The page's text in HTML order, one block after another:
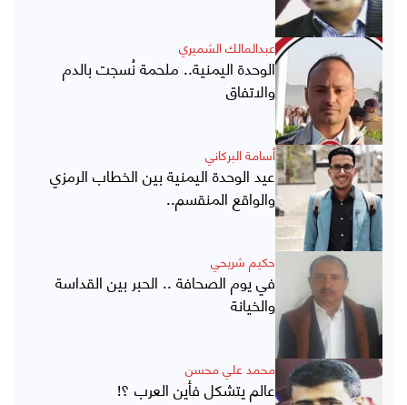
عبدالمالك الشميري
الوحدة اليمنية.. ملحمة نُسجت بالدم
والاتفاق
أسامة البركاني
عيد الوحدة اليمنية بين الخطاب الرمزي
والواقع المنقسم..
حكيم شريحي
في يوم الصحافة .. الحبر بين القداسة
والخيانة
محمد علي محسن
عالم يتشكل فأين العرب ؟!